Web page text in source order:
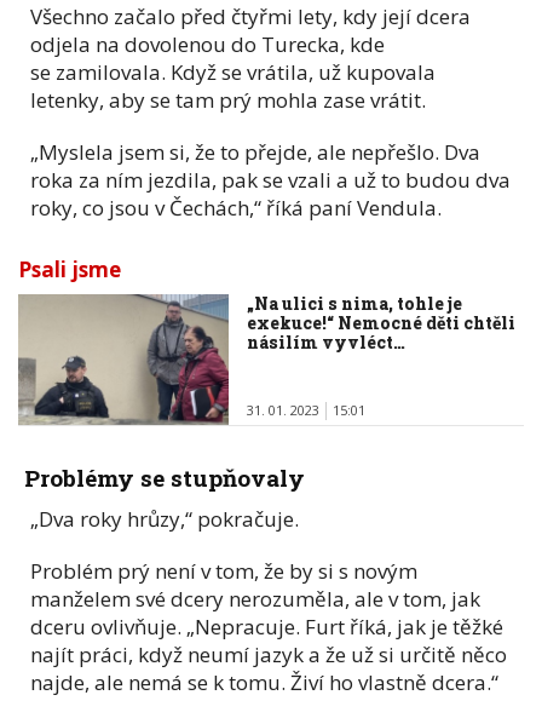
Všechno začalo před čtyřmi lety, kdy její dcera
odjela na dovolenou do Turecka, kde
se zamilovala. Když se vrátila, už kupovala
letenky, aby se tam prý mohla zase vrátit.
„Myslela jsem si, že to přejde, ale nepřešlo. Dva
roka za ním jezdila, pak se vzali a už to budou dva
roky, co jsou v Čechách,“ říká paní Vendula.
Psali jsme
„Na ulici s nima, tohle je
exekuce!“ Nemocné děti chtěli
násilím vyvléct…
31. 01. 2023 15:01
Problémy se stupňovaly
„Dva roky hrůzy,“ pokračuje.
Problém prý není v tom, že by si s novým
manželem své dcery nerozuměla, ale v tom, jak
dceru ovlivňuje. „Nepracuje. Furt říká, jak je těžké
najít práci, když neumí jazyk a že už si určitě něco
najde, ale nemá se k tomu. Živí ho vlastně dcera.“